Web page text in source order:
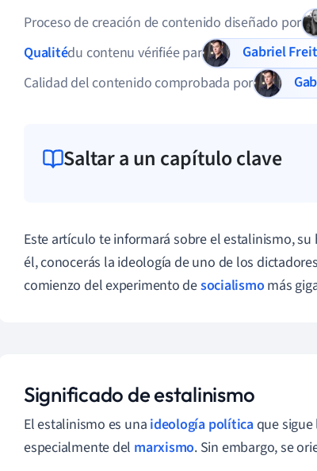
Proceso de creación de contenido diseñado por
Qualitédu contenu vérifiée par
Gabriel
Calidad del contenido comprobada por
Saltar a un capítulo clave
Este artículo te informará sobre el estalinismo, su
él, conocerás la ideología de uno de los
comienzo del experimento desocialismomás
Significado de estalinismo
El estalinismo es una ideología políticaque
especialmente del marxismo. Sin embargo, se